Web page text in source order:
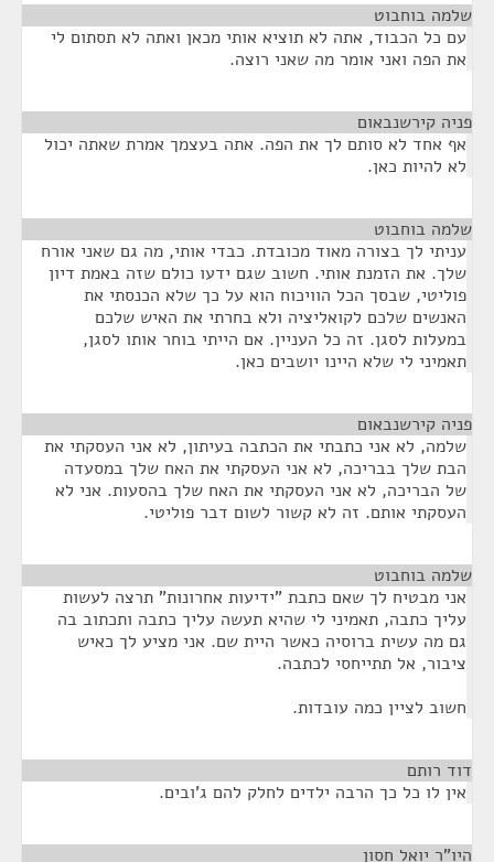
שלמה בוחבוט
עם כל הכבוד, אתה לא תוציא אותי מכאן ואתה לא תסתום לי
את הפה ואני אומר מה שאני רוצה.
פניה קירשנבאום
אף אחד לא סותם לך את הפה. אתה בעצמך אמרת שאתה יכול
לא להיות כאן.
שלמה בוחבוט
עניתי לך בצורה מאוד מכובדת. כבדי אותי, מה גם שאני אורח
שלך. את הזמנת אותי. חשוב שגם ידעו כולם שזה באמת דיון
פוליטי, שבסך הכל הוויכוח הוא על כך שלא הכנסתי את
האנשים שלכם לקואליציה ולא בחרתי את האיש שלכם
במעלות לסגן. זה כל העניין. אם הייתי בוחר אותו לסגן,
תאמיני לי שלא היינו יושבים כאן.
פניה קירשנבאום
שלמה, לא אני כתבתי את הכתבה בעיתון, לא אני העסקתי את
הבת שלך בבריכה, לא אני העסקתי את האח שלך במסעדה
של הבריכה, לא אני העסקתי את האח שלך בהסעות. אני לא
העסקתי אותם. זה לא קשור לשום דבר פוליטי.
שלמה בוחבוט
אני מבטיח לך שאם כתבת "ידיעות אחרונות" תרצה לעשות
עליך כתבה, תאמיני לי שהיא תעשה עליך כתבה ותכתוב בה
גם מה עשית ברוסיה כאשר היית שם. אני מציע לך כאיש
ציבור, אל תתייחסי לכתבה.
חשוב לציין כמה עובדות.
דוד רותם
אין לו כל כך הרבה ילדים לחלק להם ג'ובים.
היו"ר יואל חסון